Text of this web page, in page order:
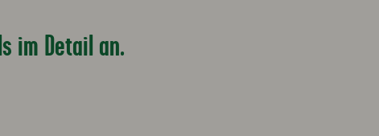
im Detail an.